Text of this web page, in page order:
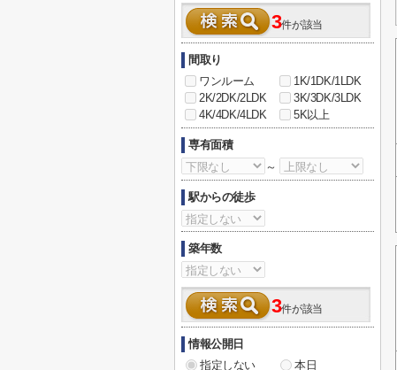
3件が該当
間取り
ワンルーム
1K/1DK/1LDK
2K/2DK/2LDK
3K/3DK/3LDK
4K/4DK/4LDK
5K以上
専有面積
～
駅からの徒歩
築年数
3件が該当
情報公開日
指定しない
本日